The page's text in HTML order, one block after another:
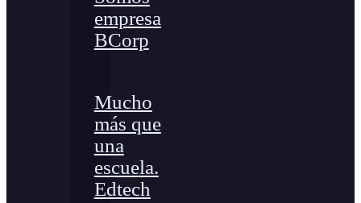
empresa
BCorp
Mucho
más que
una
escuela.
Edtech